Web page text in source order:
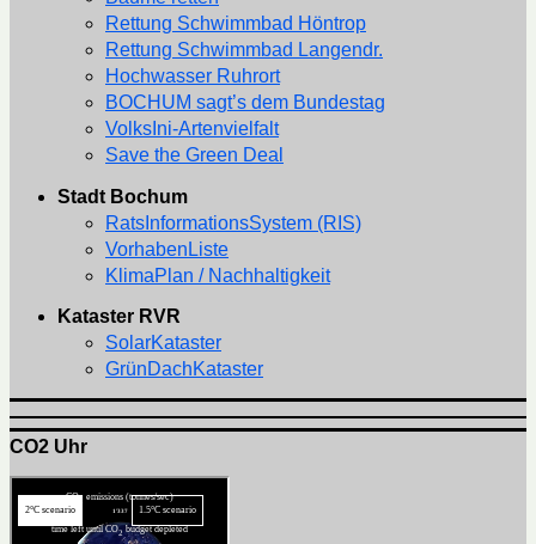
Rettung Schwimmbad Höntrop
Rettung Schwimmbad Langendr.
Hochwasser Ruhrort
BOCHUM sagt’s dem Bundestag
VolksIni-Artenvielfalt
Save the Green Deal
Stadt Bochum
RatsInformationsSystem (RIS)
VorhabenListe
KlimaPlan / Nachhaltigkeit
Kataster RVR
SolarKataster
GrünDachKataster
CO2 Uhr